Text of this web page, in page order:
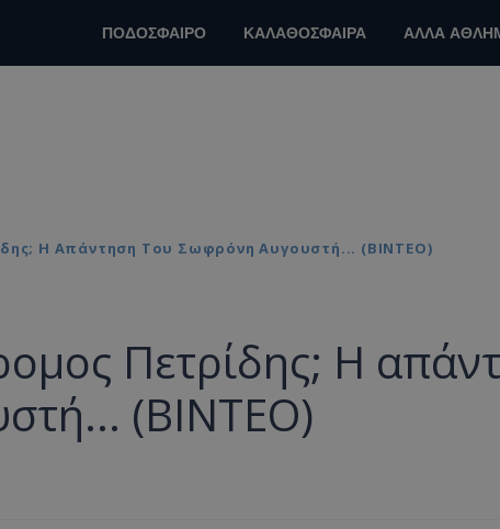
ΠΟΔΟΣΦΑΙΡΟ ΚΑΛΑΘΟΣΦΑΙΡΑ ΑΛΛΑ
Η Απάντηση Του Σωφρόνη Αυγουστή... (ΒΙΝΤΕΟ)
Πετρίδης; Η
(ΒΙΝΤΕΟ)